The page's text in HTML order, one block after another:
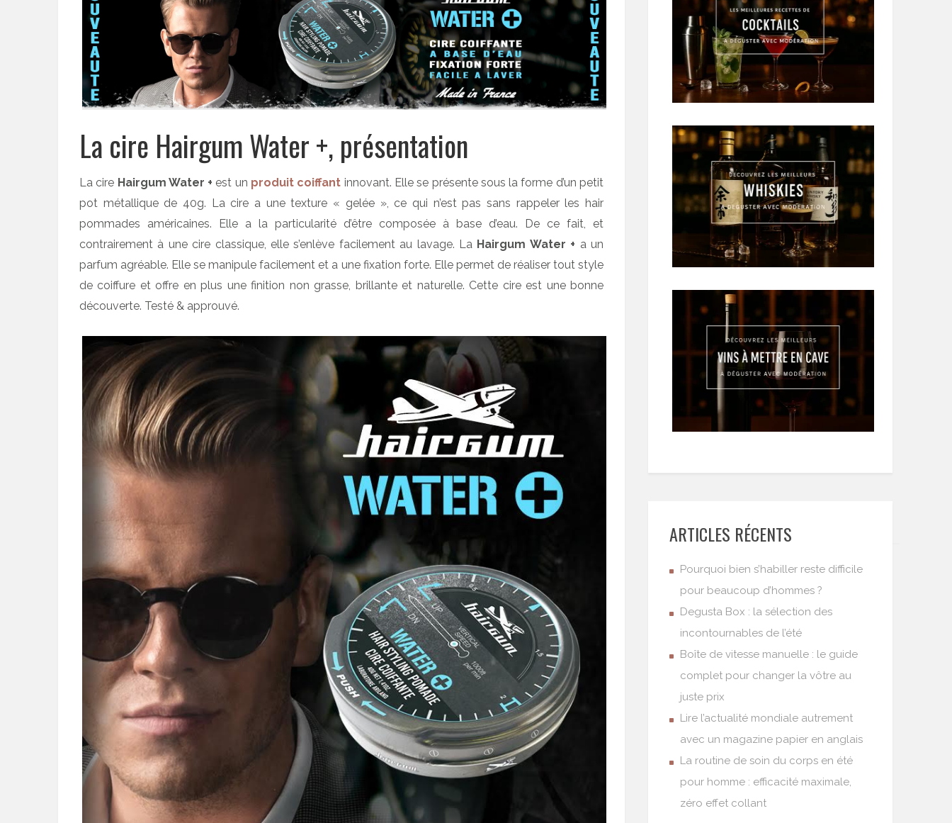
La cire Hairgum Water +, présentation
La cire Hairgum Water + est un produit coiffant innovant. Elle se présente sous la forme d’un petit
pot métallique de 40g. La cire a une texture « gelée », ce qui n’est pas sans rappeler les hair
pommades américaines. Elle a la particularité d’être composée à base d’eau. De ce fait, et
contrairement à une cire classique, elle s’enlève facilement au lavage. La Hairgum Water + a un
parfum agréable. Elle se manipule facilement et a une fixation forte. Elle permet de réaliser tout style
de coiffure et offre en plus une finition non grasse, brillante et naturelle. Cette cire est une bonne
découverte. Testé & approuvé.
ARTICLES RÉCENTS
Pourquoi bien s’habiller reste difficile
pour beaucoup d’hommes ?
Degusta Box : la sélection des
incontournables de l’été
Boîte de vitesse manuelle : le guide
complet pour changer la vôtre au
juste prix
Lire l’actualité mondiale autrement
avec un magazine papier en anglais
La routine de soin du corps en été
pour homme : efficacité maximale,
zéro effet collant